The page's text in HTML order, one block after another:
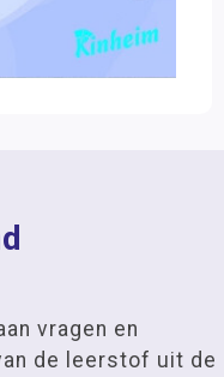
vragen en
de leerstof uit de